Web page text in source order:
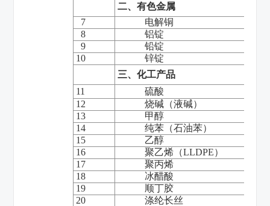
二、有色金属
7
电解铜
8
铝锭
9
铅锭
10
锌锭
三、化工产品
11
硫酸
12
烧碱（液碱）
13
甲醇
14
纯苯（石油苯）
15
乙醇
16
聚乙烯（LLDPE）
17
聚丙烯
18
冰醋酸
19
顺丁胶
20
涤纶长丝